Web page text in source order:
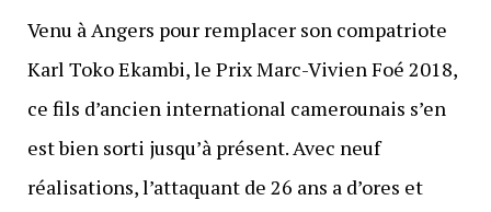
Venu à Angers pour remplacer son compatriote
Karl Toko Ekambi, le Prix Marc-Vivien Foé 2018,
ce fils d’ancien international camerounais s’en
est bien sorti jusqu’à présent. Avec neuf
réalisations, l’attaquant de 26 ans a d’ores et